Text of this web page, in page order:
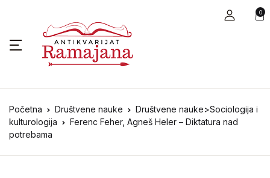
0
Početna Društvene nauke
Društvene nauke>Sociologija i
kulturologija
Ferenc Feher, Agneš Heler – Diktatura nad
potrebama